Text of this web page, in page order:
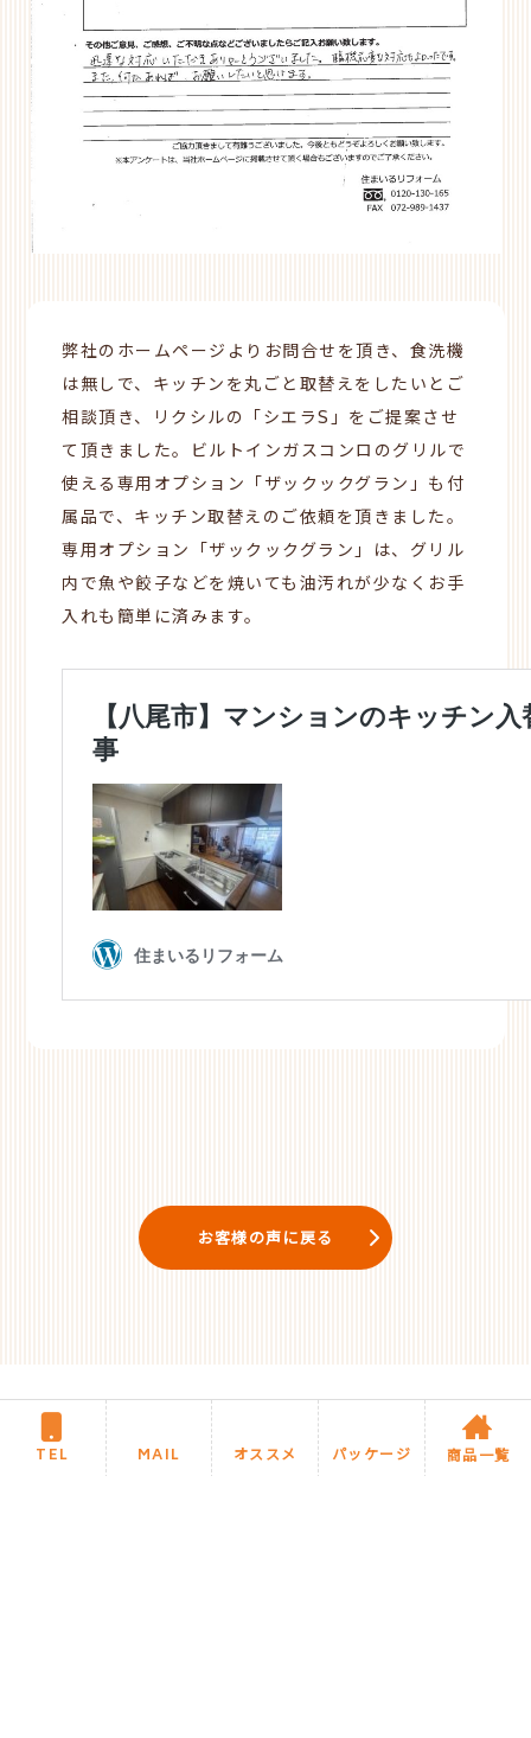
弊社のホームページよりお問合せを頂き、食洗機
は無しで、キッチンを丸ごと取替えをしたいとご
相談頂き、リクシルの「シエラS」をご提案させ
て頂きました。ビルトインガスコンロのグリルで
使える専用オプション「ザックックグラン」も付
属品で、キッチン取替えのご依頼を頂きました。
専用オプション「ザックックグラン」は、グリル
内で魚や餃子などを焼いても油汚れが少なくお手
入れも簡単に済みます。
お客様の声に戻る
TEL MAIL オススメ パッケージ 商品一覧